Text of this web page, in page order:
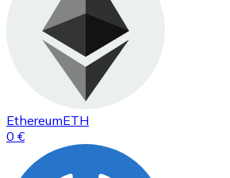
EthereumETH
0 €